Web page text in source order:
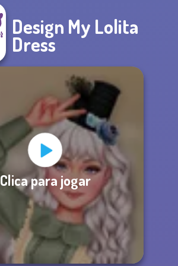
Design My Lolita
Dress
Clica para jogar